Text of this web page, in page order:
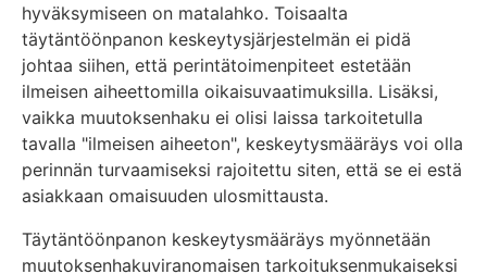
hyväksymiseen on matalahko. Toisaalta
täytäntöönpanon keskeytysjärjestelmän ei pidä
johtaa siihen, että perintätoimenpiteet estetään
ilmeisen aiheettomilla oikaisuvaatimuksilla. Lisäksi,
vaikka muutoksenhaku ei olisi laissa tarkoitetulla
tavalla "ilmeisen aiheeton", keskeytysmääräys voi olla
perinnän turvaamiseksi rajoitettu siten, että se ei estä
asiakkaan omaisuuden ulosmittausta.
Täytäntöönpanon keskeytysmääräys myönnetään
muutoksenhakuviranomaisen tarkoituksenmukaiseksi